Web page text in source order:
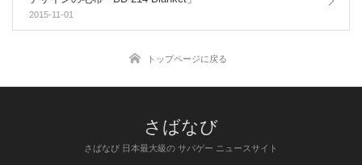
2015-11-01
トップページに戻る
さばなび 日本最大級の サバゲー ニュースサイト